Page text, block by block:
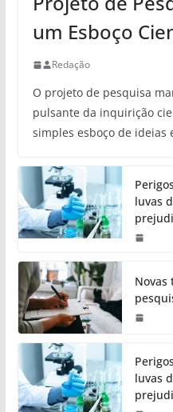
um Esboço
Redação
O projeto de pesquisa
pulsante da inquirição
simples esboço de ideias
luvas
Novas
luvas